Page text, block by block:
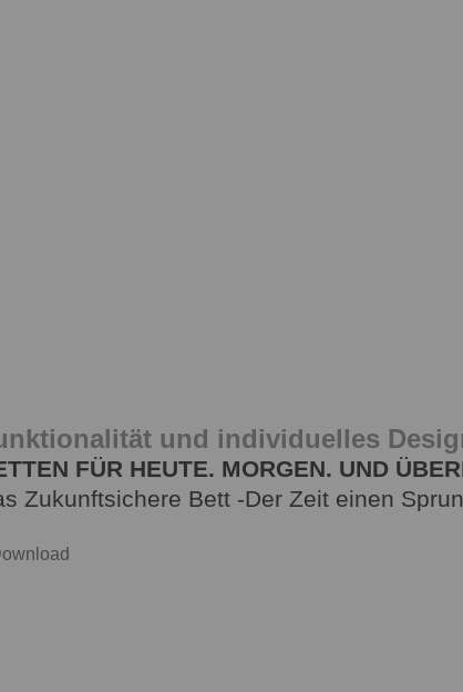
und individuelles
FÜR HEUTE. MORGEN. UND
Zukunftsichere Bett -Der Zeit einen